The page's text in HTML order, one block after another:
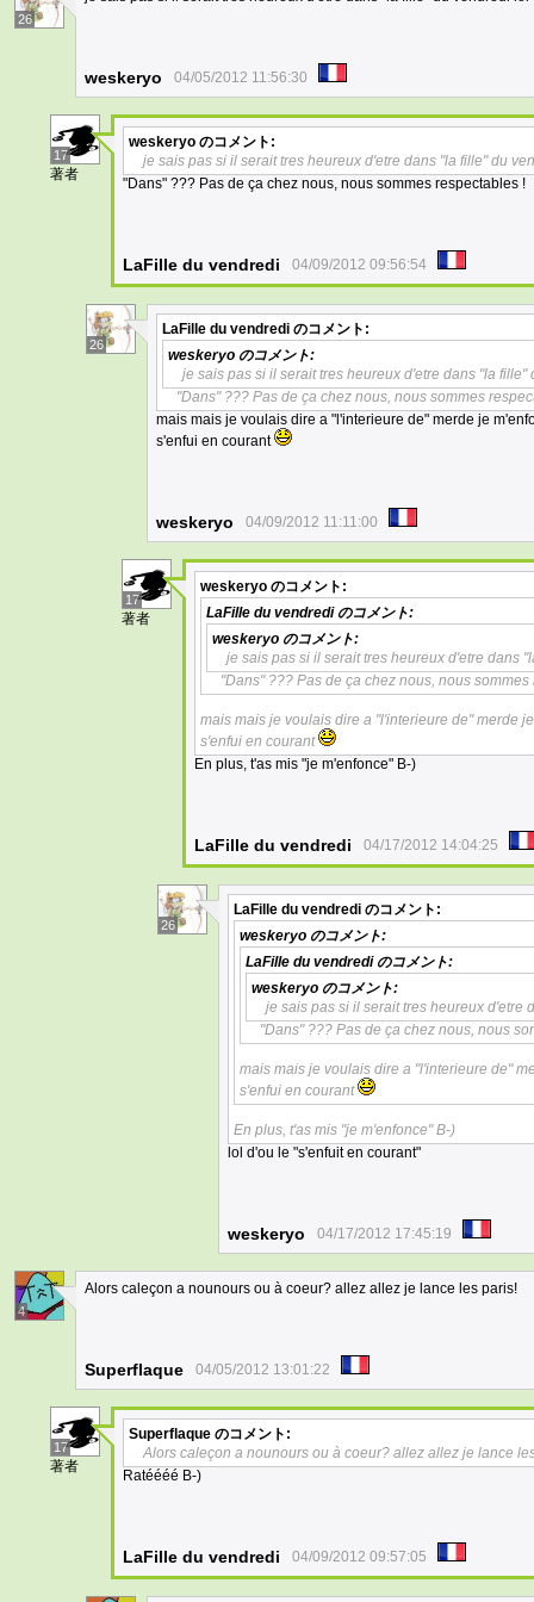
26
weskeryo 04/05/2012 11:56:30
17
著者
weskeryo のコメント:
je sais pas si il serait tres heureux d'etre dans "la fille" du
"Dans" ??? Pas de ça chez nous, nous sommes respectables !
LaFille du vendredi 04/09/2012 09:56:54
26
LaFille du vendredi のコメント:
weskeryo のコメント:
je sais pas si il serait tres heureux d'etre dans "la fille"
"Dans" ??? Pas de ça chez nous, nous sommes
mais mais je voulais dire a "l'interieure de" merde je
s'enfui en courant
weskeryo 04/09/2012 11:11:00
17
著者
weskeryo のコメント:
LaFille du vendrediのコメント:
weskeryo のコメント:
je sais pas si il serait tres heureux d'etre dans
"Dans" ??? Pas de ça chez nous, nous
mais mais je voulais dire a "l'interieure de" merde
s'enfui en courant
En plus, t'as mis "je m'enfonce" B-)
LaFille du vendredi 04/17/2012 14:04:25
26
LaFille du vendredi のコメント:
weskeryo のコメント:
LaFille du vendrediのコメント:
weskeryo のコメント:
je sais pas si il serait tres heureux d'etre
"Dans" ??? Pas de ça chez nous, nous
mais mais je voulais dire a "l'interieure de"
s'enfui en courant
En plus, t'as mis "je m'enfonce" B-)
lol d'ou le "s'enfuit en courant"
weskeryo 04/17/2012 17:45:19
4
Alors caleçon a nounours ou à coeur? allez allez je lance les paris!
Superflaque 04/05/2012 13:01:22
17
著者
Superflaque のコメント:
Alors caleçon a nounours ou à coeur? allez allez je lance
Ratéééé B-)
LaFille du vendredi 04/09/2012 09:57:05